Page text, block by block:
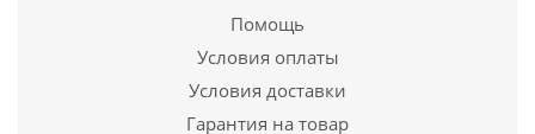
Помощь
Условия оплаты
Условия доставки
Гарантия на товар